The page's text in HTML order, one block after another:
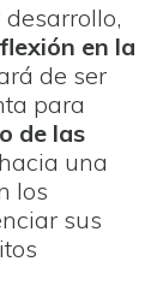
en la
de ser
para
de las
una
los
sus